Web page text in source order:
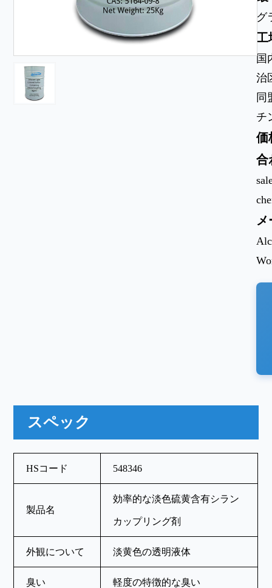
グ
工
国
治
同
チ
価
合
スペック
HSコード 548346
製品名
効率的な淡色硫黄含有シラン
カップリング剤
外観について 淡黄色の透明液体
臭い 軽度の特徴的な臭い